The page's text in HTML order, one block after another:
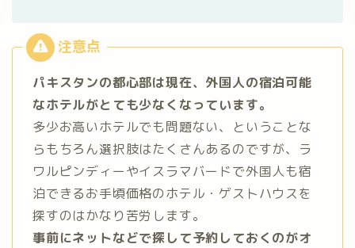
パキスタンの都心部は現在、外国人の宿泊可能
なホテルがとても少なくなっています。
多少お高いホテルでも問題ない、ということな
らもちろん選択肢はたくさんあるのですが、ラ
ワルピンディーやイスラマバードで外国人も宿
泊できるお手頃価格のホテル・ゲストハウスを
探すのはかなり苦労します。
事前にネットなどで探して予約しておくのがオ